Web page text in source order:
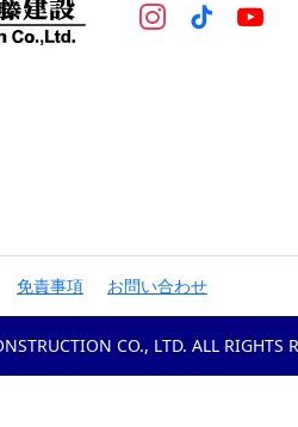
免責事項 お問い合わせ
CO., LTD. ALL RIGHTS